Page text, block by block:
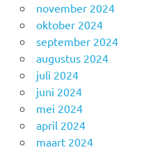
november 2024
oktober 2024
september 2024
augustus 2024
juli 2024
juni 2024
mei 2024
april 2024
maart 2024